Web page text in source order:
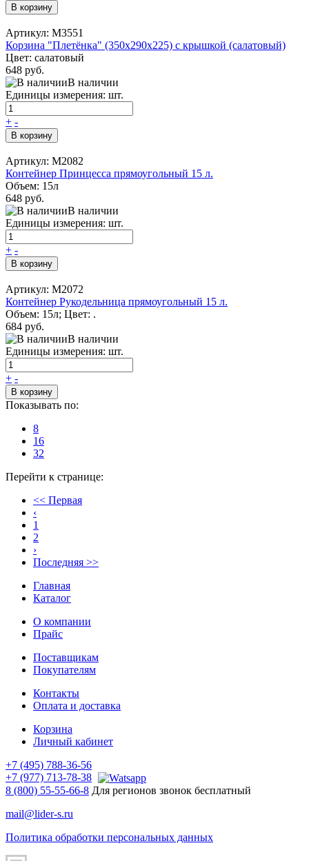
В корзину
Артикул: М3551
Корзина "Плетёнка" (350х290х225) с крышкой (салатовый)
Цвет: салатовый
648 руб.
В наличии
Единицы измерения: шт.
+ -
В корзину
Артикул: М2082
Контейнер Принцесса прямоугольный 15 л.
Объем: 15л
648 руб.
В наличии
Единицы измерения: шт.
+ -
В корзину
Артикул: М2072
Контейнер Рукодельница прямоугольный 15 л.
Объем: 15л; Цвет: .
684 руб.
В наличии
Единицы измерения: шт.
+ -
В корзину
Показывать по:
8
16
32
Перейти к странице:
<< Первая
‹
1
2
›
Последняя >>
Главная
Каталог
О компании
Прайс
Поставщикам
Покупателям
Контакты
Оплата и доставка
Корзина
Личный кабинет
+7 (495) 788-36-56
+7 (977) 713-78-38
8 (800) 55-55-66-8 Для регионов звонок бесплатный
mail@lider-s.ru
Политика обработки персональных данных